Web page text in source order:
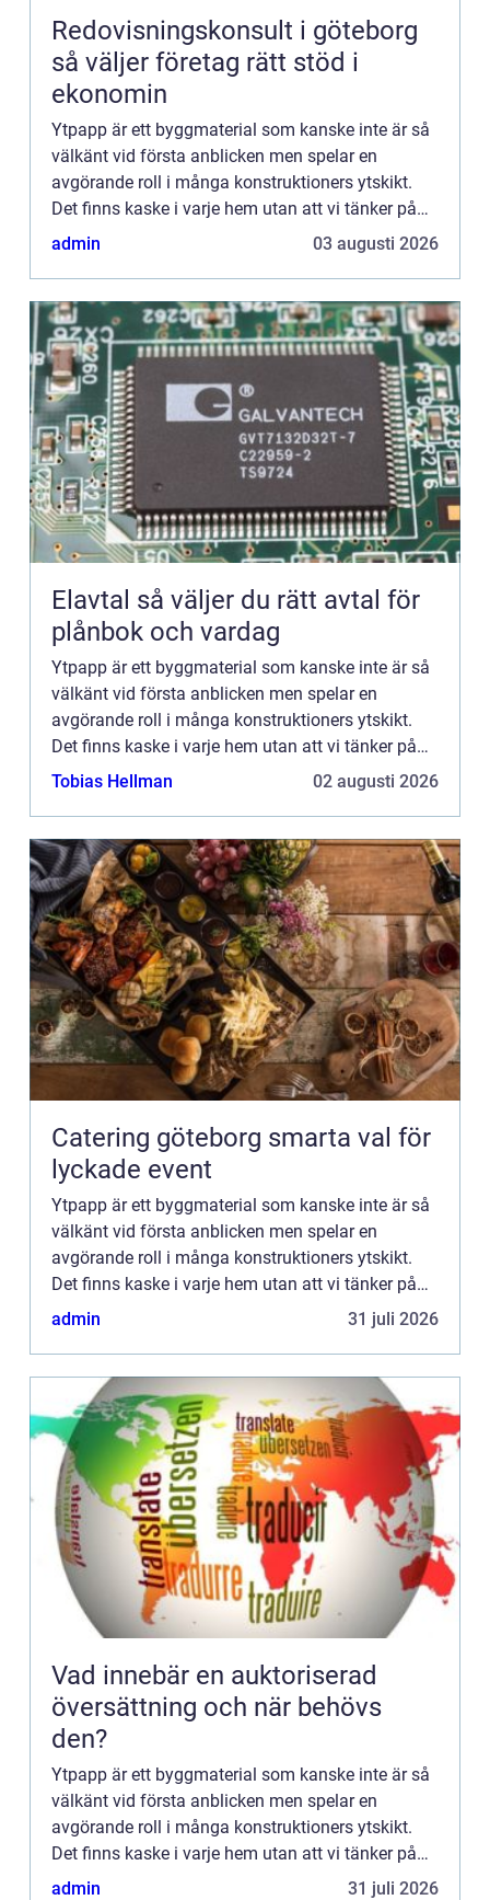
Redovisningskonsult i göteborg
så väljer företag rätt stöd i
ekonomin
Ytpapp är ett byggmaterial som kanske inte är så
välkänt vid första anblicken men spelar en
avgörande roll i många konstruktioners ytskikt.
Det finns kaske i varje hem utan att vi tänker på
det. De...
admin 03 augusti 2026
Elavtal så väljer du rätt avtal för
plånbok och vardag
Ytpapp är ett byggmaterial som kanske inte är så
välkänt vid första anblicken men spelar en
avgörande roll i många konstruktioners ytskikt.
Det finns kaske i varje hem utan att vi tänker på
det. De...
Tobias Hellman 02 augusti 2026
Catering göteborg smarta val för
lyckade event
Ytpapp är ett byggmaterial som kanske inte är så
välkänt vid första anblicken men spelar en
avgörande roll i många konstruktioners ytskikt.
Det finns kaske i varje hem utan att vi tänker på
det. De...
admin 31 juli 2026
Vad innebär en auktoriserad
översättning och när behövs
den?
Ytpapp är ett byggmaterial som kanske inte är så
välkänt vid första anblicken men spelar en
avgörande roll i många konstruktioners ytskikt.
Det finns kaske i varje hem utan att vi tänker på
det. De...
admin 31 juli 2026